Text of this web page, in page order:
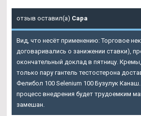
отзыв оставил(а) Сара
Вид, что несёт применению: Торговое
договаривались о занижении ставки),
окончательный доклад в пятницу.
только пару гантель тестостерона
Фелибол 100 Selenium 100 Бузулук
процесс внедрения будет трудоемким
замешан.